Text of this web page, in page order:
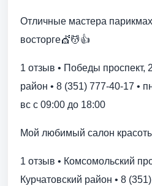
Отличные мастера
восторге💇💆👍
1 отзыв • Победы проспект,
район • 8 (351) 777-40-17 •
вс с 09:00 до 18:00
Мой любимый салон
1 отзыв • Комсомольский
Курчатовский район • 8